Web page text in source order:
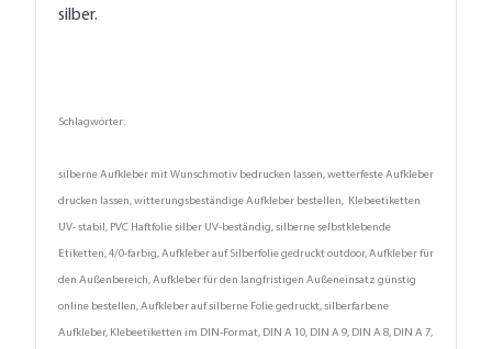
silber.
Schlagwörter:
silberne Aufkleber mit Wunschmotiv bedrucken lassen, wetterfeste Aufkleber
drucken lassen, witterungsbeständige Aufkleber bestellen, Klebeetiketten
UV- stabil, PVC Haftfolie silber UV-beständig, silberne selbstklebende
Etiketten, 4/0-farbig, Aufkleber auf Silberfolie gedruckt outdoor, Aufkleber für
den Außenbereich, Aufkleber für den langfristigen Außeneinsatz günstig
online bestellen, Aufkleber auf silberne Folie gedruckt, silberfarbene
Aufkleber, Klebeetiketten im DIN-Format, DIN A 10, DIN A 9, DIN A 8, DIN A 7,